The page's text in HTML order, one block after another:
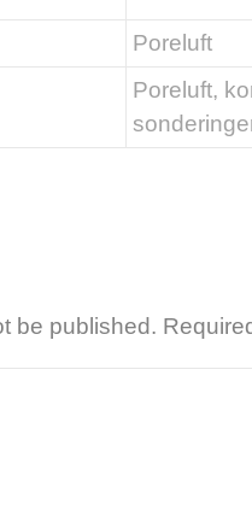
Poreluft
Poreluft,
be published.